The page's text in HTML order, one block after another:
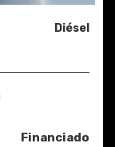
Diésel
Financiado